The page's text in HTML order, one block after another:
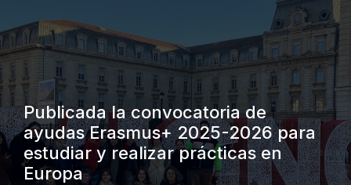
Publicada la convocatoria de
ayudas Erasmus+ 2025-2026 para
estudiar y realizar prácticas en
Europa